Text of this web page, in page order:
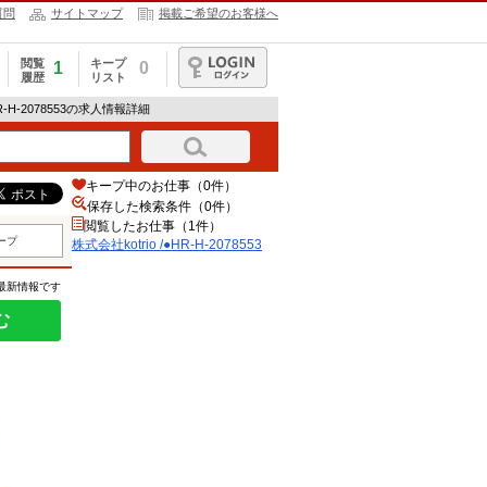
問 サイトマップ 掲載ご希望のお客様へ
閲覧
履歴
1
キープ
リスト
0
ログイン
H-2078553の求人情報詳細
プ
新情報です
キープ中のお仕事（0件）
保存した検索条件（0件）
閲覧したお仕事（1件）
株式会社kotrio /●HR-H-2078553